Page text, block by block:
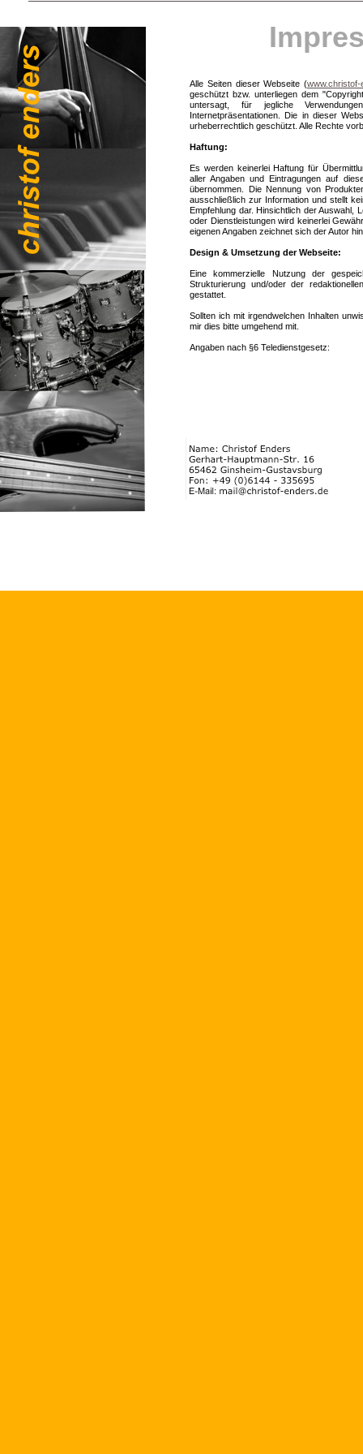
Alle Seiten dieser Webseite (www.christof-
geschützt bzw. unterliegen dem
untersagt, für jegliche
Internetpräsentationen. Die in dieser
urheberrechtlich geschützt. Alle Rechte
Haftung:
Es werden keinerlei Haftung für
aller Angaben und Eintragungen auf
übernommen. Die Nennung von
ausschließlich zur Information und stellt
Empfehlung dar. Hinsichtlich der Auswahl,
oder Dienstleistungen wird keinerlei
eigenen Angaben zeichnet sich der Autor
Design & Umsetzung der Webseite:
Eine kommerzielle Nutzung der
Strukturierung und/oder der
gestattet.
Sollten ich mit irgendwelchen Inhalten
mir dies bitte umgehend mit.
Angaben nach §6 Teledienstgesetz: